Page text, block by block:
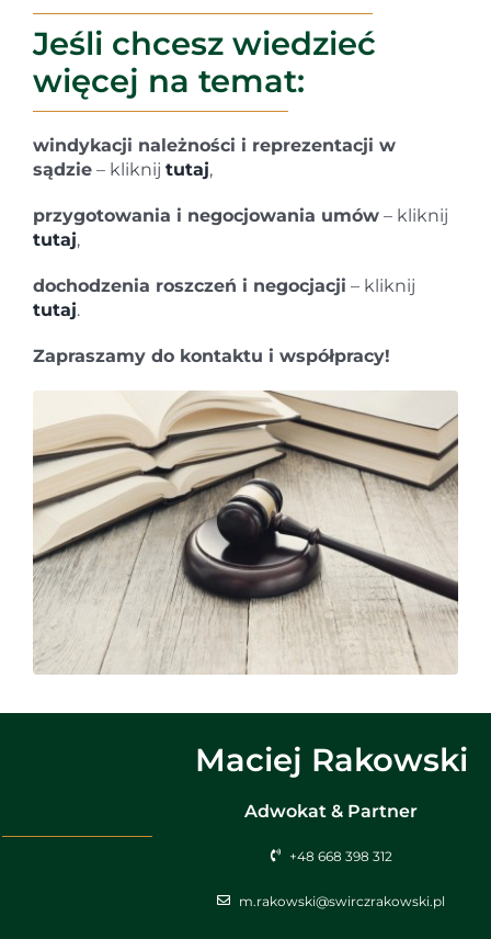
Jeśli chcesz wiedzieć
więcej na temat:
windykacji należności i reprezentacji w
sądzie– kliknij tutaj,
przygotowania i negocjowania umów– kliknij
tutaj,
dochodzenia roszczeń i negocjacji – kliknij
tutaj.
Zapraszamy do kontaktu i współpracy!
Maciej Rakowski
Adwokat & Partner
+48 668 398 312
m.rakowski@swirczrakowski.pl